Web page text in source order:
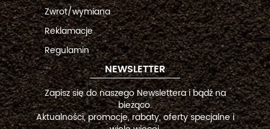
Zwrot/wymiana
Reklamacje
Regulamin
NEWSLETTER
Zapisz się do naszego Newslettera i bądź na
bieżąco.
Aktualności, promocje, rabaty, oferty specjalne i